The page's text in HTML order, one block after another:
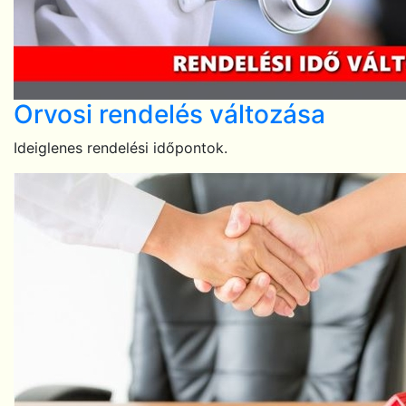
Orvosi rendelés változása
Ideiglenes rendelési időpontok.